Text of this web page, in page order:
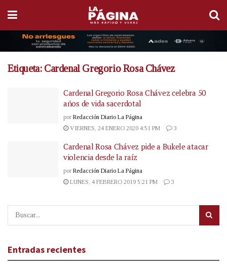
Etiqueta: Cardenal Gregorio Rosa Chávez
Cardenal Gregorio Rosa Chávez celebra 50
años de vida sacerdotal
por Redacción Diario La Página
VIERNES, 24 ENERO 2020 4:51 PM
3
Cardenal Rosa Chávez pide a Bukele atacar
violencia desde la raíz
por Redacción Diario La Página
LUNES, 4 FEBRERO 2019 5:21 PM
3
Entradas recientes